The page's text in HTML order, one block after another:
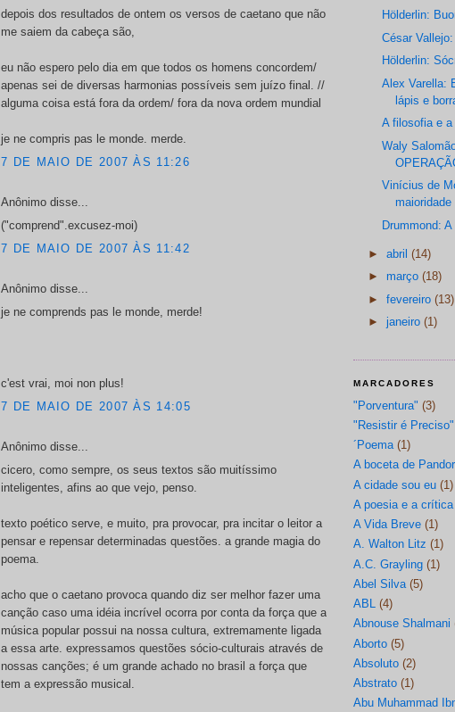
depois dos resultados de ontem os versos de caetano que não
me saiem da cabeça são,
eu não espero pelo dia em que todos os homens concordem/
apenas sei de diversas harmonias possíveis sem juízo final. //
alguma coisa está fora da ordem/ fora da nova ordem mundial
je ne compris pas le monde. merde.
7 DE MAIO DE 2007 ÀS 11:26
Anônimo disse...
("comprend".excusez-moi)
7 DE MAIO DE 2007 ÀS 11:42
Anônimo disse...
je ne comprends pas le monde, merde!
c'est vrai, moi non plus!
7 DE MAIO DE 2007 ÀS 14:05
Anônimo disse...
cicero, como sempre, os seus textos são muitíssimo
inteligentes, afins ao que vejo, penso.
texto poético serve, e muito, pra provocar, pra incitar o leitor a
pensar e repensar determinadas questões. a grande magia do
poema.
acho que o caetano provoca quando diz ser melhor fazer uma
canção caso uma idéia incrível ocorra por conta da força que a
música popular possui na nossa cultura, extremamente ligada
a essa arte. expressamos questões sócio-culturais através de
nossas canções; é um grande achado no brasil a força que
tem a expressão musical.
Hölderlin:
César
Hölderlin:
Alex Varella:
lápis e
A filosofia e
Waly
Vinícius de
maioridade
Drummond:
► abril (14)
► março (18)
► fevereiro (13)
► janeiro (1)
MARCADORES
"Porventura" (3)
"Resistir é Preciso"
´Poema (1)
A boceta de
A cidade sou eu (1)
A poesia e a crítica
A Vida Breve (1)
A. Walton Litz (1)
A.C. Grayling (1)
Abel Silva (5)
ABL (4)
Abnouse Shalmani
Aborto (5)
Absoluto (2)
Abstrato (1)
Abu Muhammad